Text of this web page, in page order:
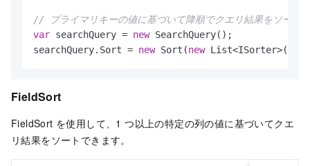
// プライマリキーの値に基づいて降順でクエリ結果をソート
var searchQuery = new SearchQuery();
searchQuery.Sort = new Sort(new List<ISorter>() {
FieldSort
FieldSort を使用して、1 つ以上の特定の列の値に基づいてクエ
リ結果をソートできます。